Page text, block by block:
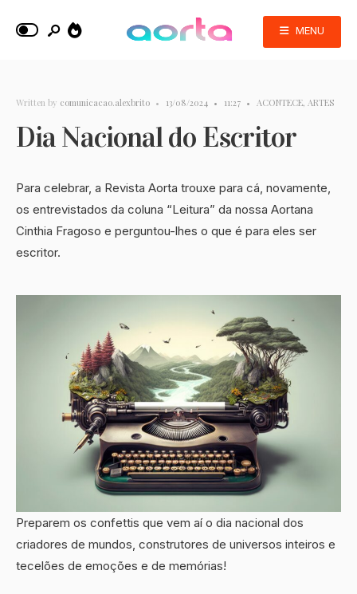
MENU
Written by comunicacao.alexbrito • 13/08/2024 • 11:27 • ACONTECE, ARTES
Dia Nacional do Escritor
Para celebrar, a Revista Aorta trouxe para cá, novamente,
os entrevistados da coluna “Leitura” da nossa Aortana
Cinthia Fragoso e perguntou-lhes o que é para eles ser
escritor.
Preparem os confettis que vem aí o dia nacional dos
criadores de mundos, construtores de universos inteiros e
tecelões de emoções e de memórias!